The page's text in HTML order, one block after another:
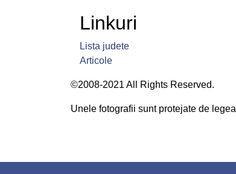
Linkuri
Lista judete
Articole
©2008-2021 All Rights Reserved.
Unele fotografii sunt protejate de